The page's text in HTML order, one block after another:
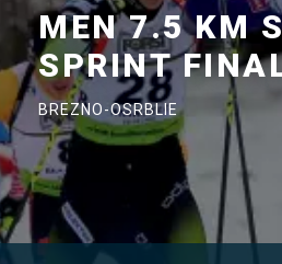
MEN 7.5 KM
SPRINT
BREZNO-OSRBLIE